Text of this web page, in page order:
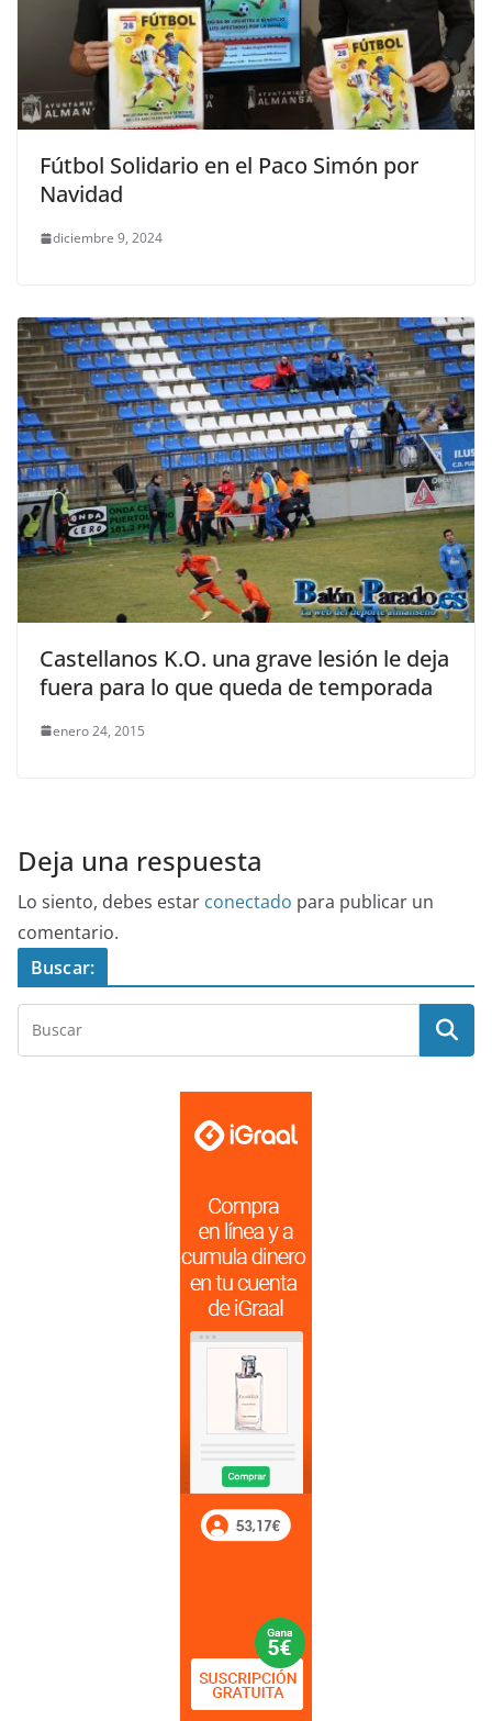
Fútbol Solidario en el Paco Simón por
Navidad
diciembre 9, 2024
Castellanos K.O. una grave lesión le deja
fuera para lo que queda de temporada
enero 24, 2015
Deja una respuesta
Lo siento, debes estar conectado para publicar un
comentario.
Buscar: